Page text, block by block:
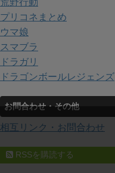
荒野行動
プリコネまとめ
ウマ娘
スマブラ
ドラガリ
ドラゴンボールレジェンズ
お問合わせ・その他
相互リンク・お問合わせ
RSSを購読する